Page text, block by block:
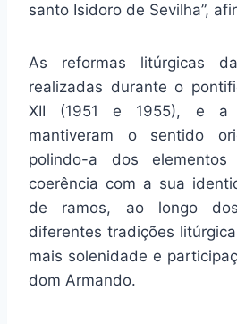
santo Isidoro de Sevilha”,
As reformas litúrgicas
realizadas durante o
XII (1951 e 1955), e a
mantiveram o sentido
polindo-a dos
coerência com a sua
de ramos, ao longo
diferentes tradições
mais solenidade e
dom Armando.